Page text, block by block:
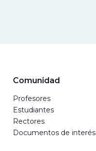
Comunidad
Profesores
Estudiantes
Rectores
Documentos de interés